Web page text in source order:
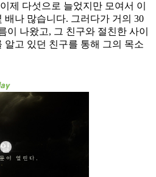
제 다섯으로 늘었지만 모여서 이
배나 많습니다. 그러다가 거의 30
이 나왔고, 그 친구와 절친한 사이
알고 있던 친구를 통해 그의 목소